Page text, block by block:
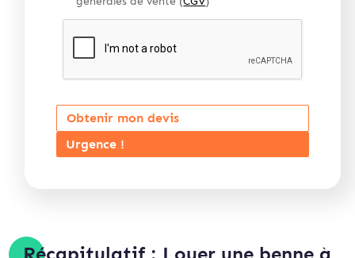
Obtenir mon devis
Urgence !